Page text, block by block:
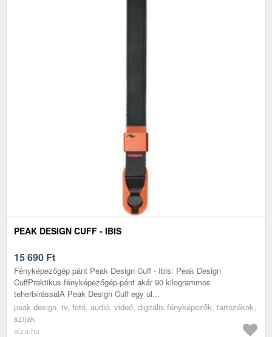
PEAK DESIGN CUFF - IBIS
15 690 Ft
Fényképezőgép pánt Peak Design Cuff - Ibis: Peak Design
CuffPraktikus fényképezőgép-pánt akár 90 kilogrammos
teherbírássalA Peak Design Cuff egy ul...
peak design, tv, fotó, audió, videó, digitális fényképezők, tartozékok,
szíjak
alza.hu